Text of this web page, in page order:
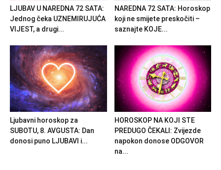
LJUBAV U NAREDNA 72 SATA:
Jednog čeka UZNEMIRUJUĆA
VIJEST, a drugi...
NAREDNA 72 SATA: Horoskop
koji ne smijete preskočiti –
saznajte KOJE...
Ljubavni horoskop za
SUBOTU, 8. AVGUSTA: Dan
donosi puno LJUBAVI i...
HOROSKOP NA KOJI STE
PREDUGO ČEKALI: Zvijezde
napokon donose ODGOVOR
na...